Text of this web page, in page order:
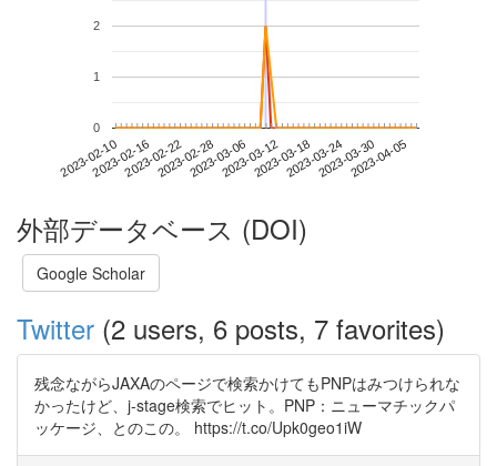
2023-02-102023-02-162023-02-222023-02-282023-03-062023-03-122023-03-182023-03-242023-03-302023-04-05
0
1
2
外部データベース (DOI)
Google Scholar
Twitter (2 users, 6 posts, 7 favorites)
残念ながらJAXAのページで検索かけてもPNPはみつけられな
かったけど、j-stage検索でヒット。PNP：ニューマチックパ
ッケージ、とのこの。 https://t.co/Upk0geo1iW